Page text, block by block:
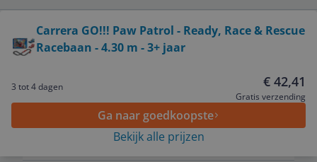
Carrera GO!!! Paw Patrol - Ready, Race & Rescue
Racebaan - 4.30 m - 3+ jaar
3 tot 4 dagen € 42,41
Gratis verzending
Ga naar goedkoopste
Bekijk alle prijzen
Service
Algemeen